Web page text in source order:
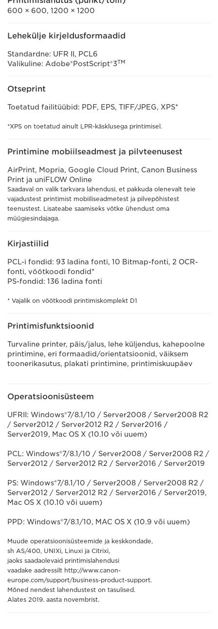
600 × 600, 1200 × 1200
Lehekülje kirjeldusformaadid
Standardne: UFR II, PCL6
Valikuline: Adobe®PostScript®3TM
Otseprint
Toetatud failitüübid: PDF, EPS, TIFF/JPEG, XPS*
*XPS on toetatud ainult LPR-käsklusega printimisel.
Printimine mobiilseadmest ja pilvteenusest
AirPrint, Mopria, Google Cloud Print, Canon Business
Print ja uniFLOW Online
Saadaval on valik tarkvara lahendusi, et pakkuda olenevalt teie
vajadustest printimist mobiiliseadmetest ja pilvepõhistest
teenustest. Lisateabe saamiseks võtke ühendust oma
müügiesindajaga.
Kirjastiilid
PCL-i fondid: 93 ladina fonti, 10 Bitmap-fonti, 2 OCR-
fonti, vöötkoodi fondid*
PS-fondid: 136 ladina fonti
* Vajalik on vöötkoodi printimiskomplekt D1
Printimisfunktsioonid
Turvaline printer, päis/jalus, lehe küljendus, kahepoolne
printimine, eri formaadid/orientatsioonid, väiksem
toonerikasutus, plakati printimine, printimiskuupäev
Operatsioonisüsteem
UFRII: Windows®7/8.1/10 / Server2008 / Server2008 R2
/ Server2012 / Server2012 R2 / Server2016 /
Server2019, Mac OS X (10.10 või uuem)
PCL: Windows®7/8.1/10 / Server2008 / Server2008 R2 /
Server2012 / Server2012 R2 / Server2016 / Server2019
PS: Windows®7/8.1/10 / Server2008 / Server2008 R2 /
Server2012 / Server2012 R2 / Server2016 / Server2019,
Mac OS X (10.10 või uuem)
PPD: Windows®7/8.1/10, MAC OS X (10.9 või uuem)
Muude operatsioonisüsteemide ja keskkondade,
sh AS/400, UNIXi, Linuxi ja Citrixi,
jaoks saadaolevaid printimislahendusi
vaadake aadressilt http://www.canon-
europe.com/support/business-product-support.
Mõned nendest lahendustest on tasulised.
Alates 2019. aasta novembrist.